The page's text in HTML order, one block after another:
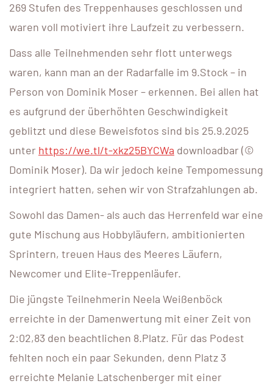
269 Stufen des Treppenhauses geschlossen und
waren voll motiviert ihre Laufzeit zu verbessern.
Dass alle Teilnehmenden sehr flott unterwegs
waren, kann man an der Radarfalle im 9.Stock – in
Person von Dominik Moser – erkennen. Bei allen hat
es aufgrund der überhöhten Geschwindigkeit
geblitzt und diese Beweisfotos sind bis 25.9.2025
unter https://we.tl/t-xkz25BYCWa downloadbar (©
Dominik Moser). Da wir jedoch keine Tempomessung
integriert hatten, sehen wir von Strafzahlungen ab.
Sowohl das Damen- als auch das Herrenfeld war eine
gute Mischung aus Hobbyläufern, ambitionierten
Sprintern, treuen Haus des Meeres Läufern,
Newcomer und Elite-Treppenläufer.
Die jüngste Teilnehmerin Neela Weißenböck
erreichte in der Damenwertung mit einer Zeit von
2:02,83 den beachtlichen 8.Platz. Für das Podest
fehlten noch ein paar Sekunden, denn Platz 3
erreichte Melanie Latschenberger mit einer